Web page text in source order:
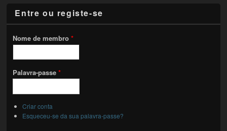
Entre ou registe-se
Nome de membro*
Palavra-passe*
Criar conta
Esqueceu-se da sua palavra-passe?